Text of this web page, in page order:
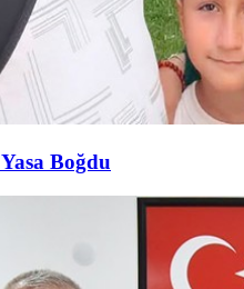
Boğdu